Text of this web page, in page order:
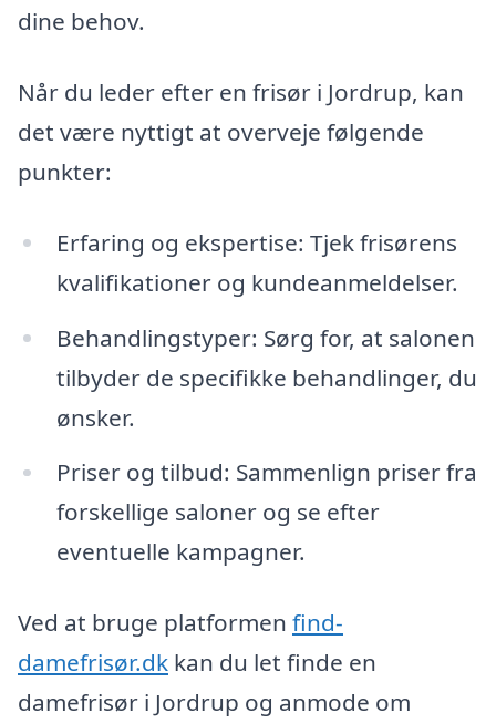
dine behov.
Når du leder efter en frisør i Jordrup, kan
det være nyttigt at overveje følgende
punkter:
Erfaring og ekspertise: Tjek frisørens
kvalifikationer og kundeanmeldelser.
Behandlingstyper: Sørg for, at salonen
tilbyder de specifikke behandlinger, du
ønsker.
Priser og tilbud: Sammenlign priser fra
forskellige saloner og se efter
eventuelle kampagner.
Ved at bruge platformen find-
damefrisør.dk kan du let finde en
damefrisør i Jordrup og anmode om